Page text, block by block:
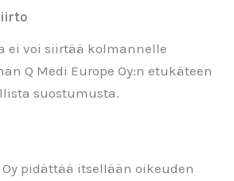
ei voi siirtää kolmannelle
Q Medi Europe Oy:n etukäteen
suostumusta.
Oy pidättää itsellään oikeuden